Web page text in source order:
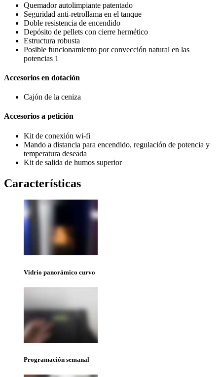
Quemador autolimpiante patentado
Seguridad anti-retrollama en el tanque
Doble resistencia de encendido
Depósito de pellets con cierre hermético
Estructura robusta
Posible funcionamiento por convección natural en las
potencias 1
Accesorios en dotación
Cajón de la ceniza
Accesorios a petición
Kit de conexión wi-fi
Mando a distancia para encendido, regulación de potencia y
temperatura deseada
Kit de salida de humos superior
Características
Vidrio panorámico curvo
Programación semanal